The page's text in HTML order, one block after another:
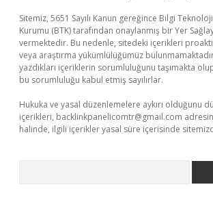
Sitemiz, 5651 Sayılı Kanun gereğince Bilgi
Kurumu (BTK) tarafından onaylanmış bir Yer
vermektedir. Bu nedenle, sitedeki içerikleri
veya araştırma yükümlülüğümüz
yazdıkları içeriklerin sorumluluğunu taşımakta
bu sorumluluğu kabul etmiş sayılırlar.
Hukuka ve yasal düzenlemelere aykırı olduğunu
içerikleri, backlinkpanelicomtr@gmail.com
halinde, ilgili içerikler yasal süre içerisinde